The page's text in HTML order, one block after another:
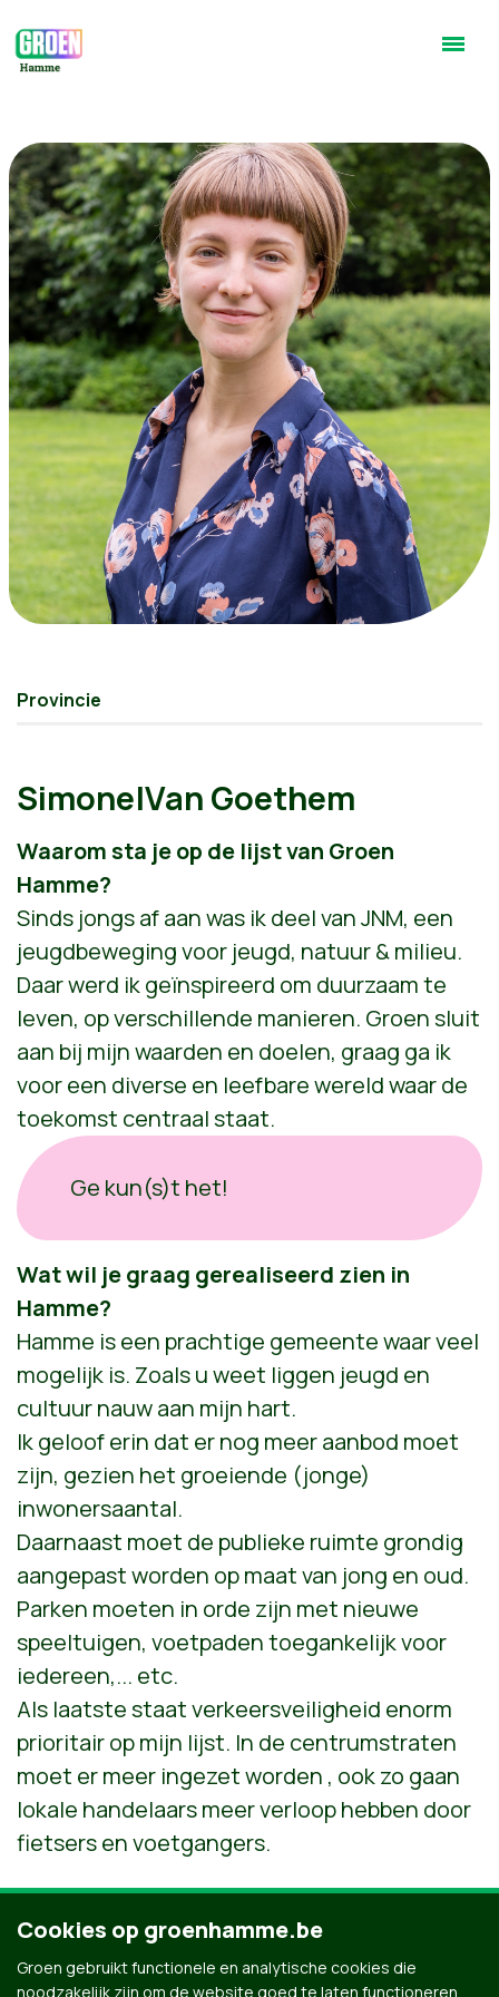
Provincie
Simone|Van Goethem
Waarom sta je op de lijst van Groen
Hamme?
Sinds jongs af aan was ik deel van JNM, een
jeugdbeweging voor jeugd, natuur & milieu.
Daar werd ik geïnspireerd om duurzaam te
leven, op verschillende manieren. Groen sluit
aan bij mijn waarden en doelen, graag ga ik
voor een diverse en leefbare wereld waar de
toekomst centraal staat.
Ge kun(s)t het!
Wat wil je graag gerealiseerd zien in
Hamme?
Hamme is een prachtige gemeente waar veel
mogelijk is. Zoals u weet liggen jeugd en
cultuur nauw aan mijn hart.
Ik geloof erin dat er nog meer aanbod moet
zijn, gezien het groeiende (jonge)
inwonersaantal.
Daarnaast moet de publieke ruimte grondig
aangepast worden op maat van jong en oud.
Parken moeten in orde zijn met nieuwe
speeltuigen, voetpaden toegankelijk voor
iedereen,... etc.
Als laatste staat verkeersveiligheid enorm
prioritair op mijn lijst. In de centrumstraten
moet er meer ingezet worden , ook zo gaan
lokale handelaars meer verloop hebben door
fietsers en voetgangers.
2O jaar, coördinator Het Kunstkot in Hamme, echte
waaghals/durver en dus zot van alle vormen
luchtacrobatiek.
Cookies op groenhamme.be
Groen gebruikt functionele en analytische cookies die
noodzakelijk zijn om de website goed te laten functioneren.